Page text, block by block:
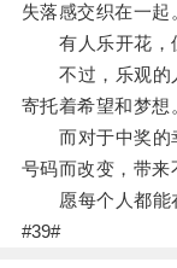
失落感交织在一起
有人乐开花，但
不过，乐观的人
寄托着希望和梦想
而对于中奖的幸
号码而改变，带来
愿每个人都能在
#39#